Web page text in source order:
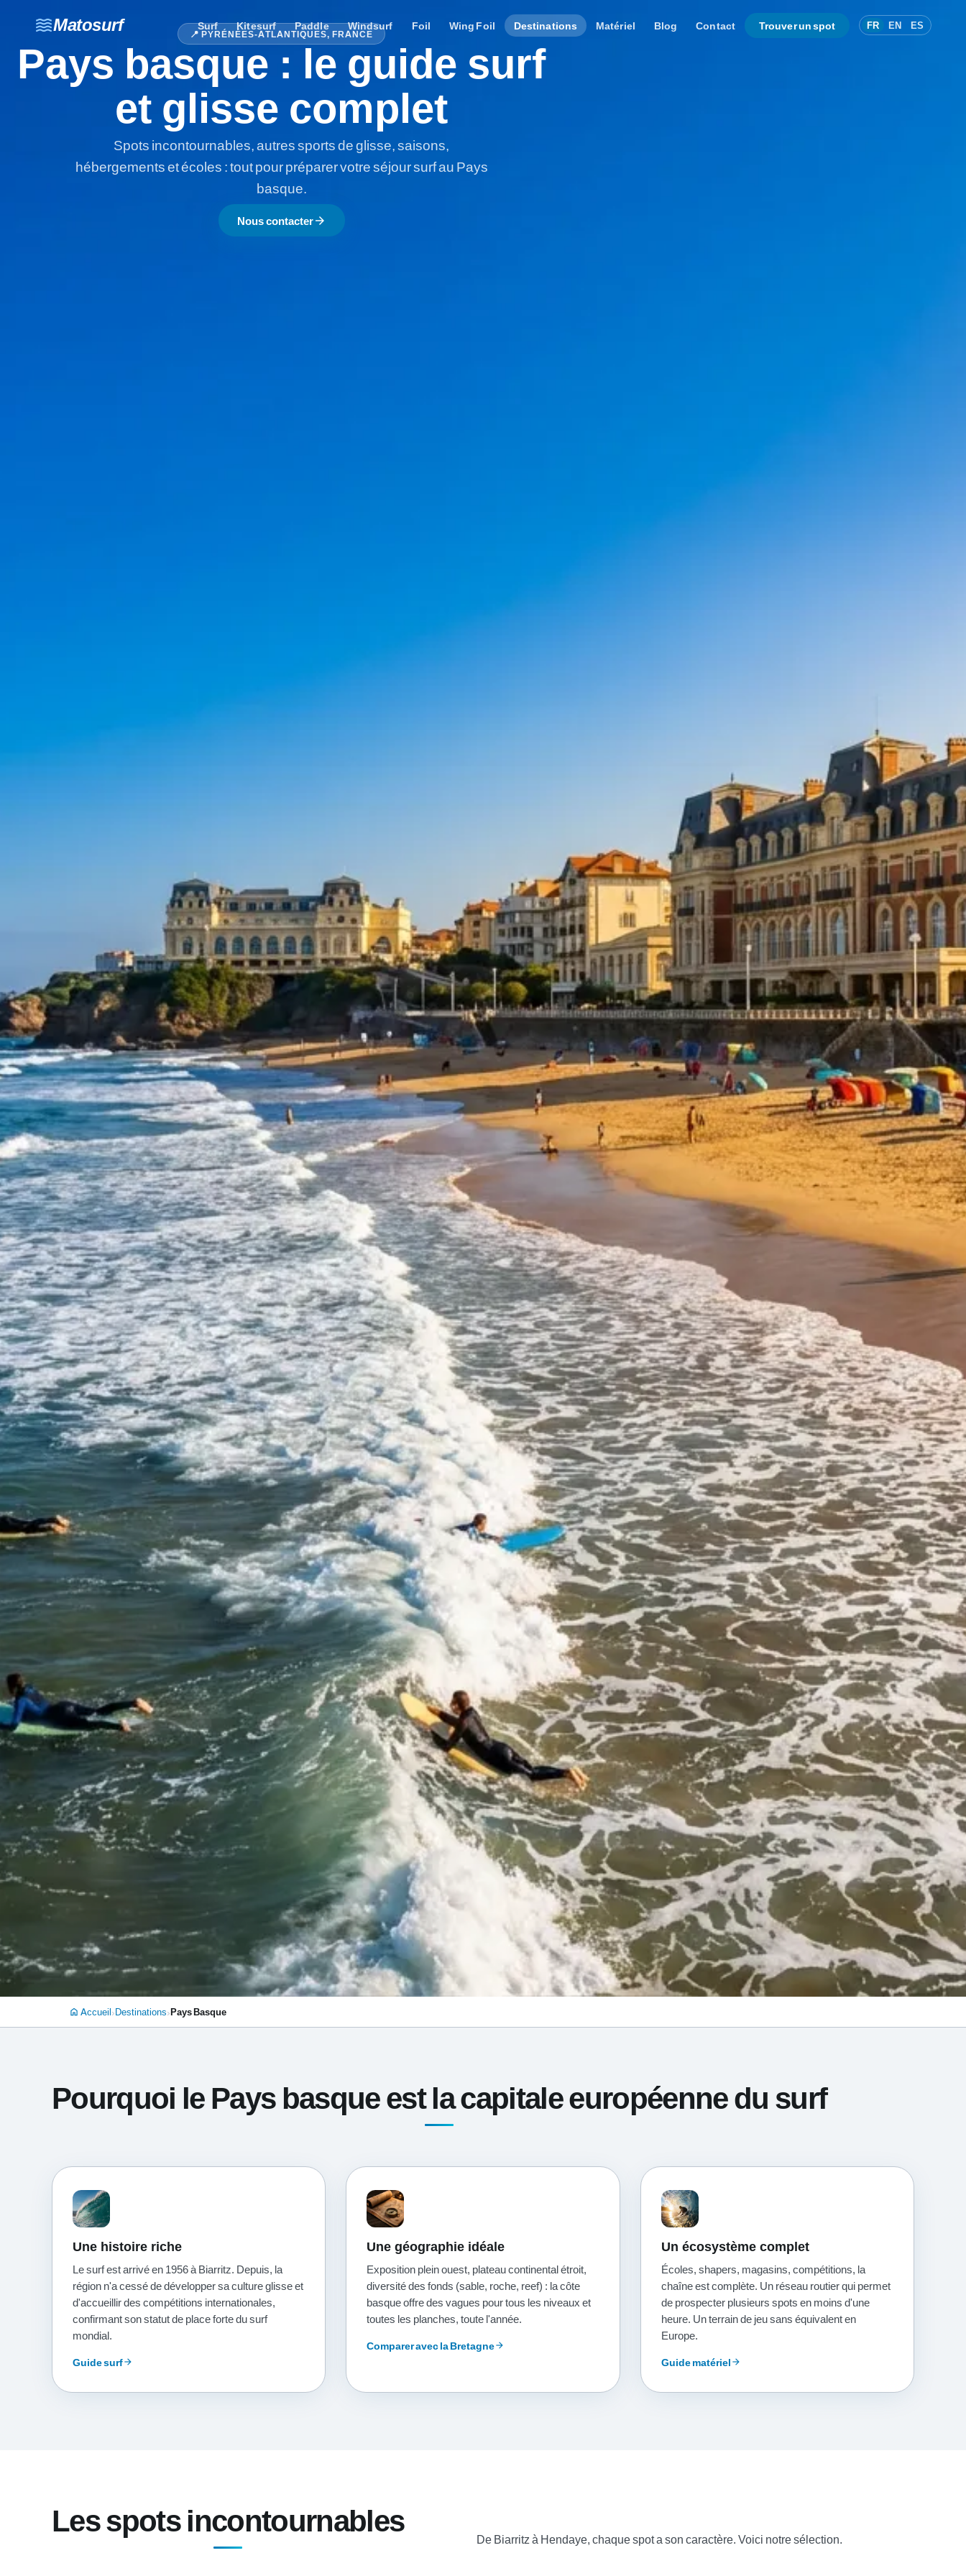
wavesMatosurf Surf Kitesurf Paddle Windsurf Foil Wing Foil Destinations Matériel Blog Contact Trouver un spot FR EN ES
📍 PYRÉNÉES-ATLANTIQUES, FRANCE
Pays basque : le guide surf
et glisse complet
Spots incontournables, autres sports de glisse, saisons,
hébergements et écoles : tout pour préparer votre séjour surf au Pays
basque.
Nous contacterarrow_forward
home Accueil›Destinations›Pays Basque
Pourquoi le Pays basque est la capitale européenne du surf
Une histoire riche
Le surf est arrivé en 1956 à Biarritz. Depuis, la
région n'a cessé de développer sa culture glisse et
d'accueillir des compétitions internationales,
confirmant son statut de place forte du surf
mondial.
Guide surfarrow_forward
Une géographie idéale
Exposition plein ouest, plateau continental étroit,
diversité des fonds (sable, roche, reef) : la côte
basque offre des vagues pour tous les niveaux et
toutes les planches, toute l'année.
Comparer avec la Bretagnearrow_forward
Un écosystème complet
Écoles, shapers, magasins, compétitions, la
chaîne est complète. Un réseau routier qui permet
de prospecter plusieurs spots en moins d'une
heure. Un terrain de jeu sans équivalent en
Europe.
Guide matérielarrow_forward
Les spots incontournables
De Biarritz à Hendaye, chaque spot a son caractère. Voici notre sélection.